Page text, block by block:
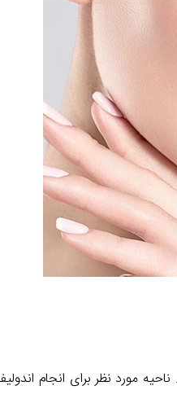
ناحیه مورد نظر برای انجام